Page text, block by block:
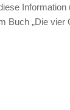
Buch „Die vier